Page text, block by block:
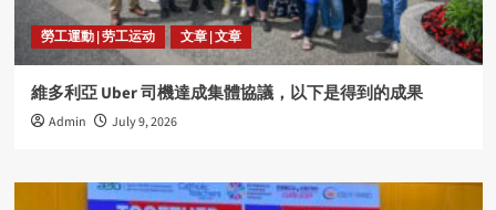
勞工運動 | 劳工运动 文章 | 文章
維多利亞 Uber 司機達成集體協議，以下是得到的成果
Admin July 9, 2026